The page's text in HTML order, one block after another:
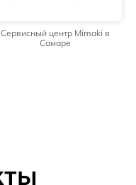
Сервисный центр Mimaki в
Самаре